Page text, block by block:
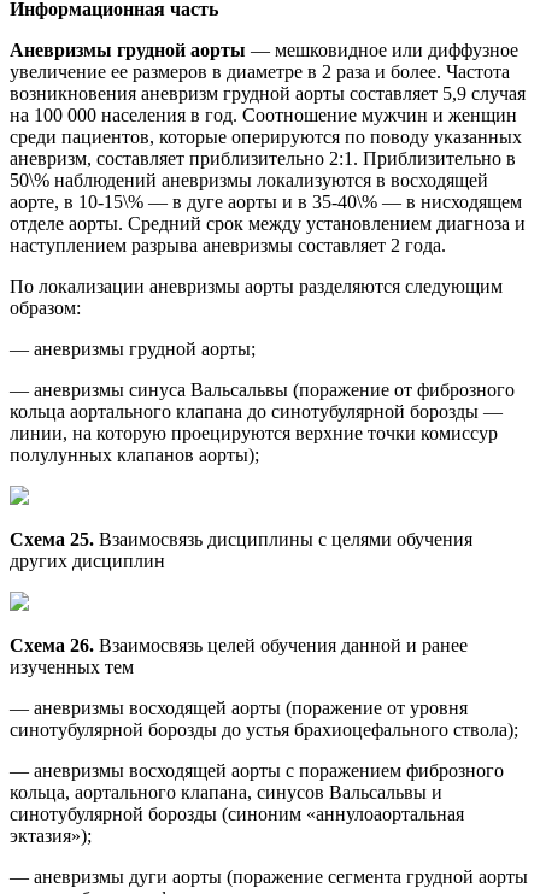
Информационная часть
Аневризмы грудной аорты — мешковидное или диффузное
увеличение ее размеров в диаметре в 2 раза и более. Частота
возникновения аневризм грудной аорты составляет 5,9 случая
на 100 000 населения в год. Соотношение мужчин и женщин
среди пациентов, которые оперируются по поводу указанных
аневризм, составляет приблизительно 2:1. Приблизительно в
50\% наблюдений аневризмы локализуются в восходящей
аорте, в 10-15\% — в дуге аорты и в 35-40\% — в нисходящем
отделе аорты. Средний срок между установлением диагноза и
наступлением разрыва аневризмы составляет 2 года.
По локализации аневризмы аорты разделяются следующим
образом:
— аневризмы грудной аорты;
— аневризмы синуса Вальсальвы (поражение от фиброзного
кольца аортального клапана до синотубулярной борозды —
линии, на которую проецируются верхние точки комиссур
полулунных клапанов аорты);
Схема 25. Взаимосвязь дисциплины с целями обучения
других дисциплин
Схема 26. Взаимосвязь целей обучения данной и ранее
изученных тем
— аневризмы восходящей аорты (поражение от уровня
синотубулярной борозды до устья брахиоцефального ствола);
— аневризмы восходящей аорты с поражением фиброзного
кольца, аортального клапана, синусов Вальсальвы и
синотубулярной борозды (синоним «аннулоаортальная
эктазия»);
— аневризмы дуги аорты (поражение сегмента грудной аорты